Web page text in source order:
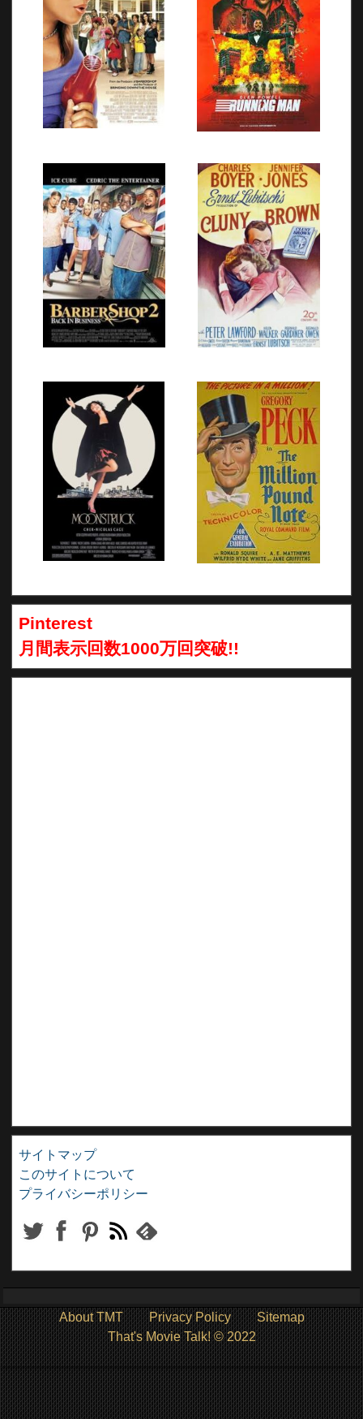
Pinterest
月間表示回数1000万回突破!!
サイトマップ
このサイトについて
プライバシーポリシー
About TMT Privacy Policy
Sitemap
That's Movie Talk! © 2022